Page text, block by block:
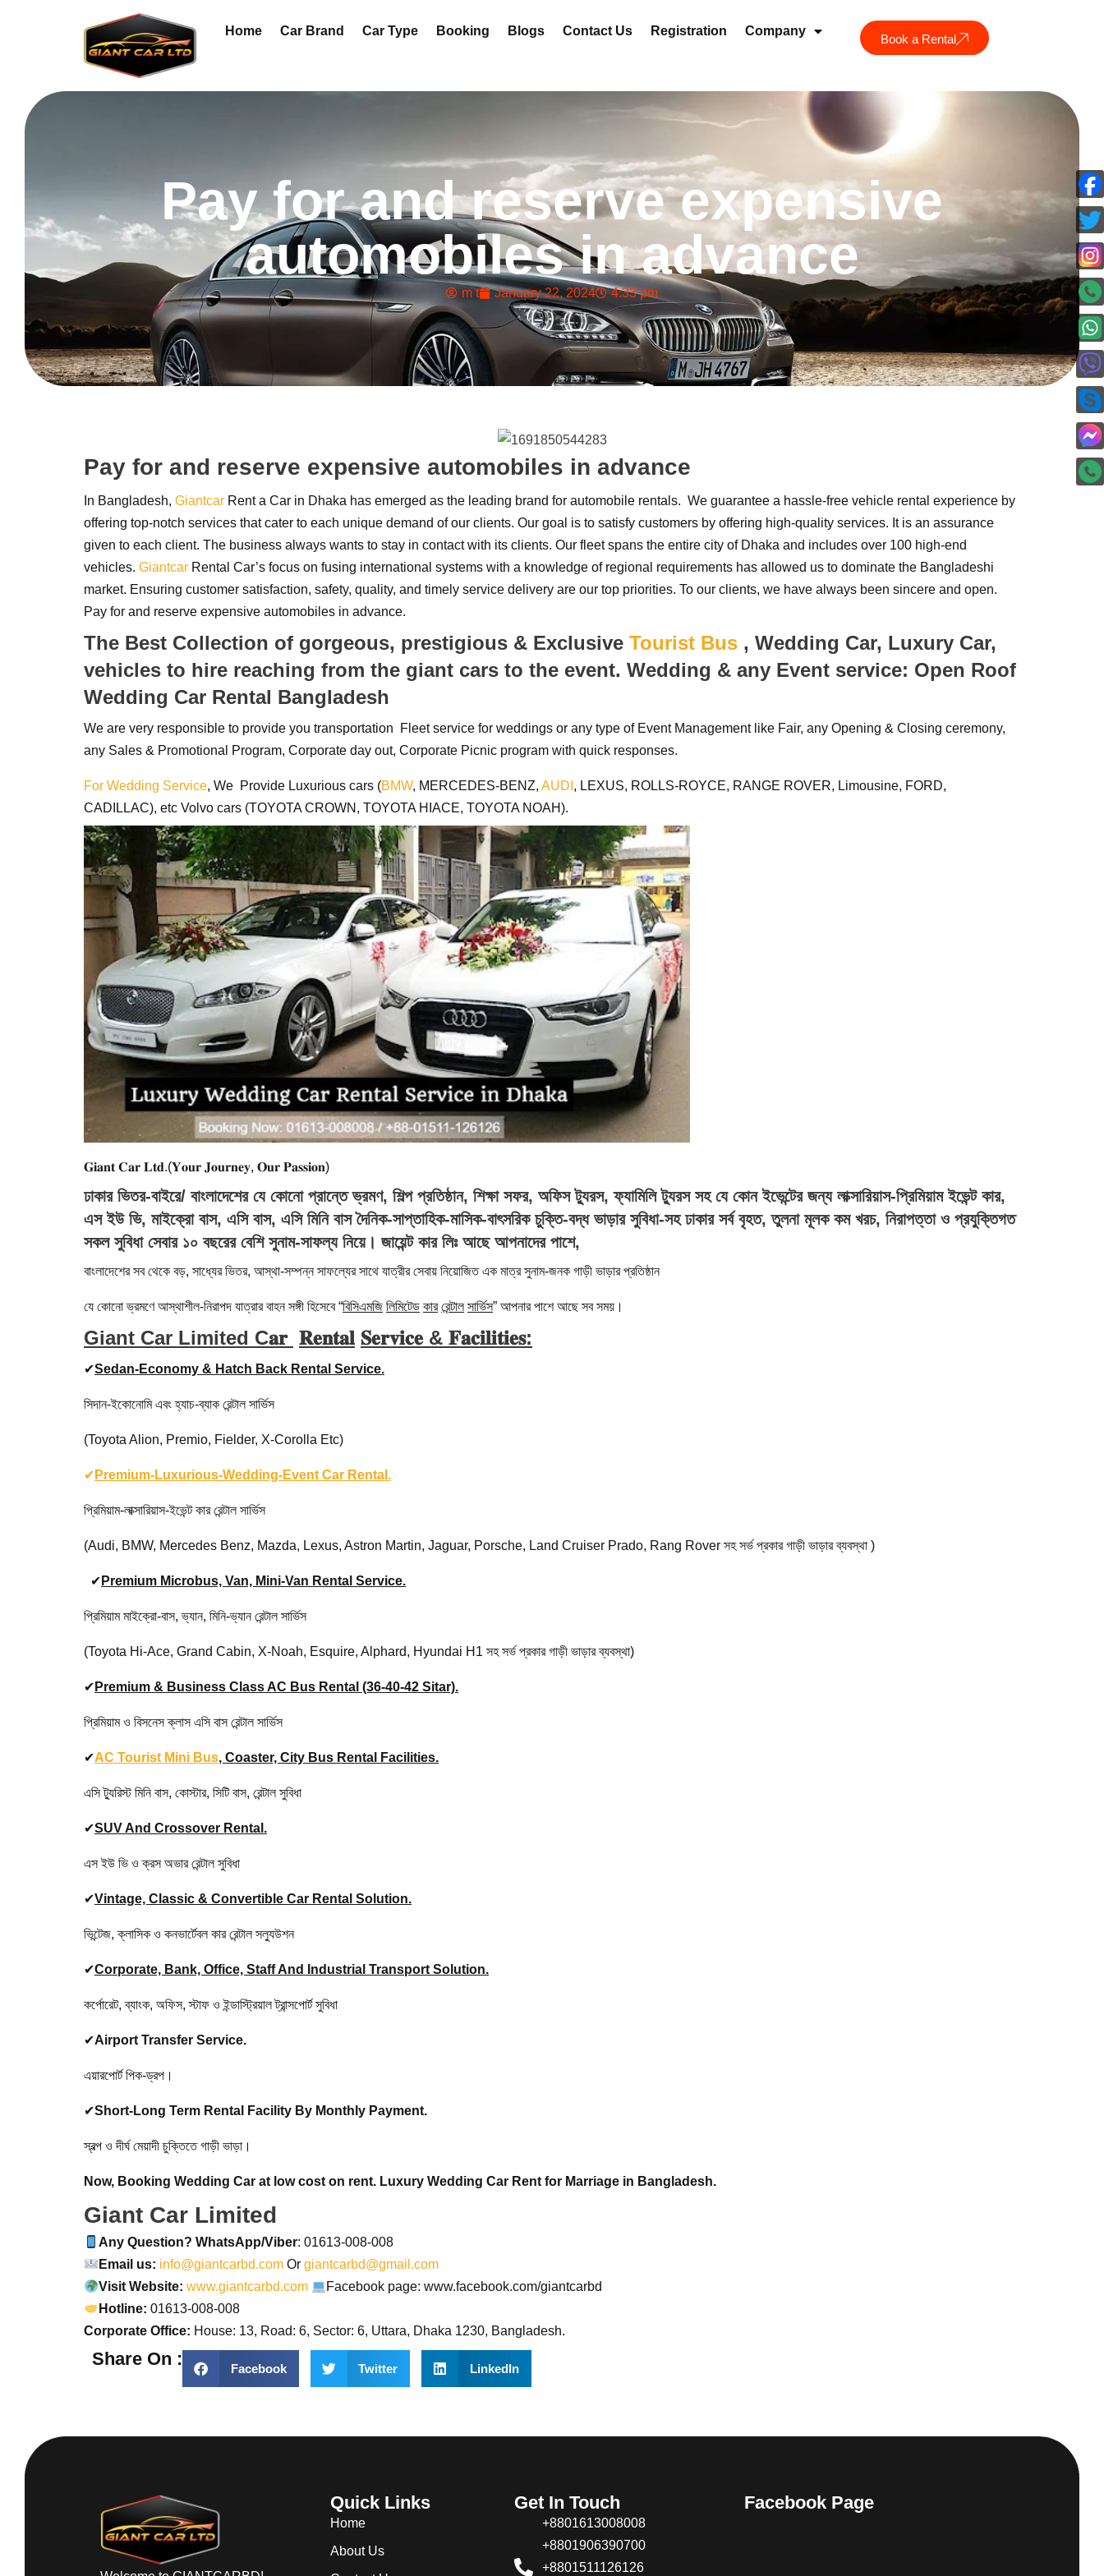
Home Car Brand Car Type Booking Blogs Contact Us Registration Company
Book a Rental
Pay for and reserve expensive
automobiles in advance
m t January 22, 2024 4:33 pm
Pay for and reserve expensive automobiles in advance
In Bangladesh, Giantcar Rent a Car in Dhaka has emerged as the leading brand for automobile rentals. We guarantee a hassle-free vehicle rental experience by
offering top-notch services that cater to each unique demand of our clients. Our goal is to satisfy customers by offering high-quality services. It is an assurance
given to each client. The business always wants to stay in contact with its clients. Our fleet spans the entire city of Dhaka and includes over 100 high-end
vehicles. Giantcar Rental Car’s focus on fusing international systems with a knowledge of regional requirements has allowed us to dominate the Bangladeshi
market. Ensuring customer satisfaction, safety, quality, and timely service delivery are our top priorities. To our clients, we have always been sincere and open.
Pay for and reserve expensive automobiles in advance.
The Best Collection of gorgeous, prestigious & Exclusive Tourist Bus , Wedding Car, Luxury Car,
vehicles to hire reaching from the giant cars to the event. Wedding & any Event service: Open Roof
Wedding Car Rental Bangladesh
We are very responsible to provide you transportation Fleet service for weddings or any type of Event Management like Fair, any Opening & Closing ceremony,
any Sales & Promotional Program, Corporate day out, Corporate Picnic program with quick responses.
For Wedding Service, We Provide Luxurious cars (BMW, MERCEDES-BENZ, AUDI , LEXUS, ROLLS-ROYCE, RANGE ROVER, Limousine, FORD,
CADILLAC), etc Volvo cars (TOYOTA CROWN, TOYOTA HIACE, TOYOTA NOAH).
𝐆𝐢𝐚𝐧𝐭 𝐂𝐚𝐫 𝐋𝐭𝐝.(𝐘𝐨𝐮𝐫 𝐉𝐨𝐮𝐫𝐧𝐞𝐲, 𝐎𝐮𝐫 𝐏𝐚𝐬𝐬𝐢𝐨𝐧)
ঢাকার ভিতর-বাইরে/ বাংলাদেশের যে কোনো প্রান্তে ভ্রমণ, শিল্প প্রতিষ্ঠান, শিক্ষা সফর, অফিস ট্যুরস, ফ্যামিলি ট্যুরস সহ যে কোন ইভেন্টের জন্য লাক্সারিয়াস-প্রিমিয়াম ইভেন্ট কার,
এস ইউ ভি, মাইক্রো বাস, এসি বাস, এসি মিনি বাস দৈনিক-সাপ্তাহিক-মাসিক-বাৎসরিক চুক্তি-বদ্ধ ভাড়ার সুবিধা-সহ ঢাকার সর্ব বৃহত, তুলনা মূলক কম খরচ, নিরাপত্তা ও প্রযুক্তিগত
সকল সুবিধা সেবার ১০ বছরের বেশি সুনাম-সাফল্য নিয়ে। জায়েন্ট কার লিঃআছে আপনাদের পাশে,
বাংলাদেশের সব থেকে বড়, সাধ্যের ভিতর, আস্থা-সম্পন্ন সাফল্যের সাথে যাত্রীর সেবায় নিয়োজিত এক মাত্র সুনাম-জনক গাড়ী ভাড়ার প্রতিষ্ঠান
যে কোনো ভ্রমণে আস্থাশীল-নিরাপদ যাত্রার বাহন সঙ্গী হিসেবে “বিসিএমজি লিমিটেড কার রেন্টাল সার্ভিস” আপনার পাশে আছে সব সময়।
Giant Car Limited C𝐚𝐫 𝐑𝐞𝐧𝐭𝐚𝐥 𝐒𝐞𝐫𝐯𝐢𝐜𝐞 & 𝐅𝐚𝐜𝐢𝐥𝐢𝐭𝐢𝐞𝐬:
✔Sedan-Economy & Hatch Back Rental Service.
সিদান-ইকোনোমি এবং হ্যাচ-ব্যাক রেন্টাল সার্ভিস
(Toyota Alion, Premio, Fielder, X-Corolla Etc)
✔ Premium-Luxurious-Wedding-Event Car Rental.
প্রিমিয়াম-লাক্সারিয়াস-ইভেন্ট কার রেন্টাল সার্ভিস
(Audi, BMW, Mercedes Benz, Mazda, Lexus, Astron Martin, Jaguar, Porsche, Land Cruiser Prado, Rang Rover সহ সর্ভ প্রকার গাড়ী ভাড়ার ব্যবস্থা )
✔ Premium Microbus, Van, Mini-Van Rental Service.
প্রিমিয়াম মাইক্রো-বাস, ভ্যান, মিনি-ভ্যান রেন্টাল সার্ভিস
(Toyota Hi-Ace, Grand Cabin, X-Noah, Esquire, Alphard, Hyundai H1 সহ সর্ভ প্রকার গাড়ী ভাড়ার ব্যবস্থা)
✔ Premium & Business Class AC Bus Rental (36-40-42 Sitar).
প্রিমিয়াম ও বিসনেস ক্লাস এসি বাস রেন্টাল সার্ভিস
✔AC Tourist Mini Bus, Coaster, City Bus Rental Facilities.
এসি ট্যুরিস্ট মিনি বাস, কোস্টার, সিটি বাস, রেন্টাল সুবিধা
✔SUV And Crossover Rental.
এস ইউ ভি ও ক্রস অভার রেন্টাল সুবিধা
✔Vintage, Classic & Convertible Car Rental Solution.
ভিন্টেজ, ক্লাসিক ও কনভার্টেবল কার রেন্টাল সল্যুউশন
✔Corporate, Bank, Office, Staff And Industrial Transport Solution.
কর্পোরেট, ব্যাংক, অফিস, স্টাফ ও ইন্ডাস্ট্রিয়াল ট্রান্সপোর্ট সুবিধা
✔Airport Transfer Service.
এয়ারপোর্ট পিক-ড্রপ।
✔Short-Long Term Rental Facility By Monthly Payment.
স্বল্প ও দীর্ঘ মেয়াদী চুক্তিতে গাড়ী ভাড়া।
Now, Booking Wedding Car at low cost on rent. Luxury Wedding Car Rent for Marriage in Bangladesh.
Giant Car Limited
Any Question? WhatsApp/Viber: 01613-008-008
Email us: info@giantcarbd.com Orgiantcarbd@gmail.com
Visit Website: www.giantcarbd.com
Facebook page: www.facebook.com/giantcarbd
Hotline: 01613-008-008
Corporate Office: House: 13, Road: 6, Sector: 6, Uttara, Dhaka 1230, Bangladesh.
Share On : Facebook Twitter LinkedIn
Quick Links
Home
About Us
Get In Touch
+8801613008008
+8801906390700
+8801511126126
Facebook Page